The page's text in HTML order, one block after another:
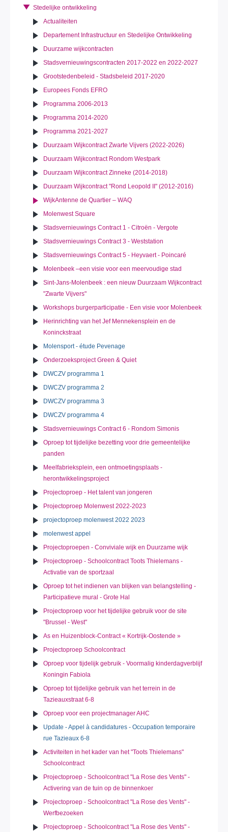
Stedelijke ontwikkeling
Actualiteiten
Departement Infrastructuur en Stedelijke Ontwikkeling
Duurzame wijkcontracten
Stadsvernieuwingscontracten 2017-2022 en 2022-2027
Grootstedenbeleid - Stadsbeleid 2017-2020
Europees Fonds EFRO
Programma 2006-2013
Programma 2014-2020
Programma 2021-2027
Duurzaam Wijkcontract Zwarte Vijvers (2022-2026)
Duurzaam Wijkcontract Rondom Westpark
Duurzaam Wijkcontract Zinneke (2014-2018)
Duurzaam Wijkcontract "Rond Leopold II" (2012-2016)
WijkAntenne de Quartier – WAQ
Molenwest Square
Stadsvernieuwings Contract 1 - Citroën - Vergote
Stadsvernieuwings Contract 3 - Weststation
Stadsvernieuwings Contract 5 - Heyvaert - Poincaré
Molenbeek –een visie voor een meervoudige stad
Sint-Jans-Molenbeek : een nieuw Duurzaam Wijkcontract
"Zwarte Vijvers"
Workshops burgerparticipatie - Een visie voor Molenbeek
Herinrichting van het Jef Mennekensplein en de
Koninckstraat
Molensport - étude Pevenage
Onderzoeksproject Green & Quiet
DWCZV programma 1
DWCZV programma 2
DWCZV programma 3
DWCZV programma 4
Stadsvernieuwings Contract 6 - Rondom Simonis
Oproep tot tijdelijke bezetting voor drie gemeentelijke
panden
Meelfabrieksplein, een ontmoetingsplaats -
herontwikkelingsproject
Projectoproep - Het talent van jongeren
Projectoproep Molenwest 2022-2023
projectoproep molenwest 2022 2023
molenwest appel
Projectoproepen - Conviviale wijk en Duurzame wijk
Projectoproep - Schoolcontract Toots Thielemans -
Activatie van de sportzaal
Oproep tot het indienen van blijken van belangstelling -
Participatieve mural - Grote Hal
Projectoproep voor het tijdelijke gebruik voor de site
"Brussel - West"
As en Huizenblock-Contract « Kortrijk-Oostende »
Projectoproep Schoolcontract
Oproep voor tijdelijk gebruik - Voormalig kinderdagverblijf
Koningin Fabiola
Oproep tot tijdelijke gebruik van het terrein in de
Tazieauxstraat 6-8
Oproep voor een projectmanager AHC
Update - Appel à candidatures - Occupation temporaire
rue Tazieaux 6-8
Activiteiten in het kader van het "Toots Thielemans"
Schoolcontract
Projectoproep - Schoolcontract "La Rose des Vents" -
Activering van de tuin op de binnenkoer
Projectoproep - Schoolcontract "La Rose des Vents" -
Werfbezoeken
Projectoproep - Schoolcontract "La Rose des Vents" -